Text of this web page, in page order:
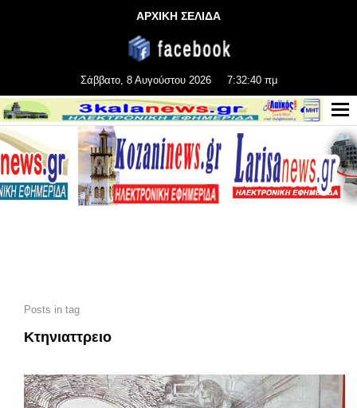
ΑΡΧΙΚΗ ΣΕΛΙΔΑ
Σάββατο, 8 Αυγούστου 2026 7:32:40 πμ
Posts in tag
Κτηνιαττρειο